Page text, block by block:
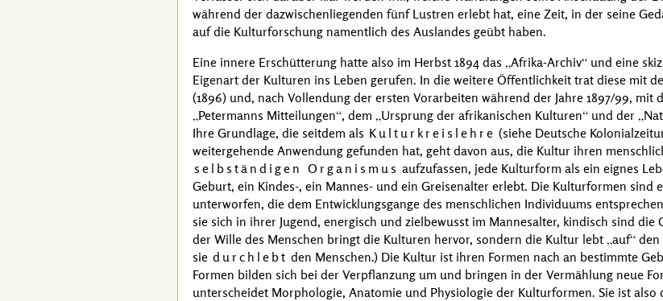
während der dazwischenliegenden fünf Lustren erlebt hat, eine Zeit, in der seine
auf die Kulturforschung namentlich des Auslandes geübt haben.
Eine innere Erschütterung hatte also im Herbst 1894 das Afrika-Archiv und eine
Eigenart der Kulturen ins Leben gerufen. In die weitere Öffentlichkeit trat diese mit
(1896) und, nach Vollendung der ersten Vorarbeiten während der Jahre 1897/99, mit
Petermanns Mitteilungen , dem Ursprung der afrikanischen Kulturen und der
Ihre Grundlage, die seitdem als Kulturkreislehre (siehe Deutsche
weitergehende Anwendung gefunden hat, geht davon aus, die Kultur ihren
selbständigen Organismus aufzufassen, jede Kulturform als ein eignes
Geburt, ein Kindes-, ein Mannes- und ein Greisenalter erlebt. Die Kulturformen sind
unterworfen, die dem Entwicklungsgange des menschlichen Individuums
sie sich in ihrer Jugend, energisch und zielbewusst im Mannesalter, kindisch sind
der Wille des Menschen bringt die Kulturen hervor, sondern die Kultur lebt auf den
sie durchlebt den Menschen.) Die Kultur ist ihren Formen nach an bestimmte
Formen bilden sich bei der Verpflanzung um und bringen in der Vermählung neue
unterscheidet Morphologie, Anatomie und Physiologie der Kulturformen. Sie ist also